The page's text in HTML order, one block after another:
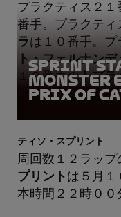
プラクティス２１
番手。プラクティ
ラは１０番手。プ
ト・フェルナンデ
１９番手のトプラ
手。
Sprint
Monster
Prix of
ティソ・スプリント
周回数１２ラップ
プリント は５月１
本時間２２時００